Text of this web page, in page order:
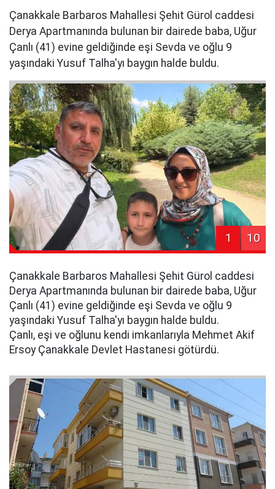
Çanakkale Barbaros Mahallesi Şehit Gürol caddesi
Derya Apartmanında bulunan bir dairede baba, Uğur
Çanlı (41) evine geldiğinde eşi Sevda ve oğlu 9
yaşındaki Yusuf Talha'yı baygın halde buldu.
1 10
Çanakkale Barbaros Mahallesi Şehit Gürol caddesi
Derya Apartmanında bulunan bir dairede baba, Uğur
Çanlı (41) evine geldiğinde eşi Sevda ve oğlu 9
yaşındaki Yusuf Talha'yı baygın halde buldu.
Çanlı, eşi ve oğlunu kendi imkanlarıyla Mehmet Akif
Ersoy Çanakkale Devlet Hastanesi götürdü.